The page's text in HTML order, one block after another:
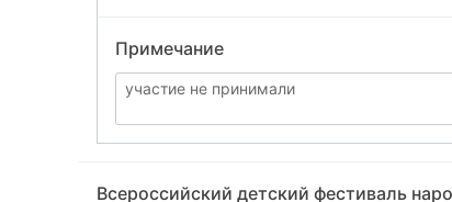
Примечание
Всероссийский детский фестиваль